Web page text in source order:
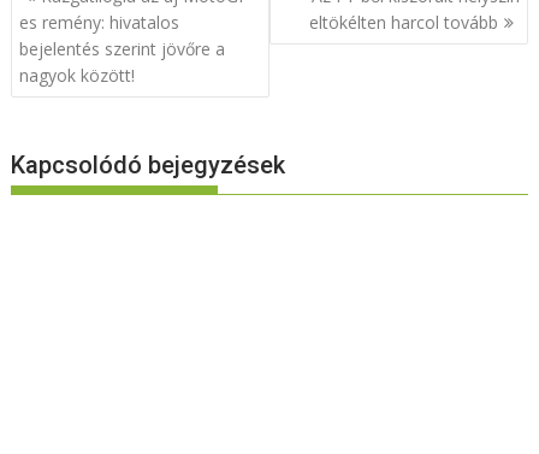
navigáció
es remény: hivatalos
bejelentés szerint jövőre a
nagyok között!
eltökélten harcol tovább
Kapcsolódó bejegyzések